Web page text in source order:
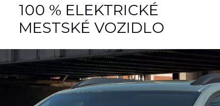
100 % ELEKTRICKÉ
MESTSKÉ VOZIDLO